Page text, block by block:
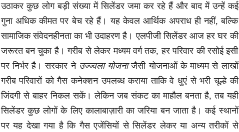
उठाकर कुछ लोग बड़ी संख्या में सिलेंडर जमा कर रहे हैं और बाद में उन्हें कई
गुना अधिक कीमत पर बेच रहे हैं। यह केवल आर्थिक अपराध ही नहीं, बल्कि
सामाजिक संवेदनहीनता का भी उदाहरण है। एलपीजी सिलेंडर आज हर घर की
जरूरत बन चुका है। गरीब से लेकर मध्यम वर्ग तक, हर परिवार की रसोई इसी
पर निर्भर है। सरकार ने उज्ज्वला योजनाजैसी योजनाओं के माध्यम से लाखों
गरीब परिवारों को गैस कनेक्शन उपलब्ध कराया ताकि वे धुएं से भरी चूल्हे की
जिंदगी से बाहर निकल सकें। लेकिन जब संकट का माहौल बनता है, तब यही
सिलेंडर कुछ लोगों के लिए कालाबाज़ारी का जरिया बन जाता है। कई स्थानों
पर यह देखा गया है कि गैस एजेंसियों से सिलेंडर लेकर या अन्य तरीकों से